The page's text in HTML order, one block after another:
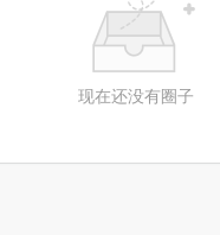
现在还没有圈子